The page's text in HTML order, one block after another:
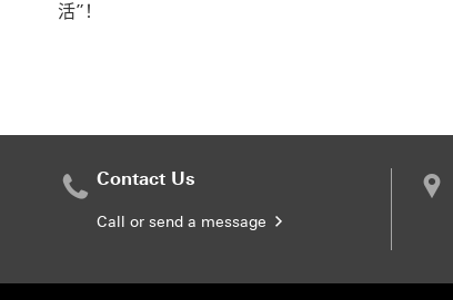
活”！
Contact Us
Call or send a message